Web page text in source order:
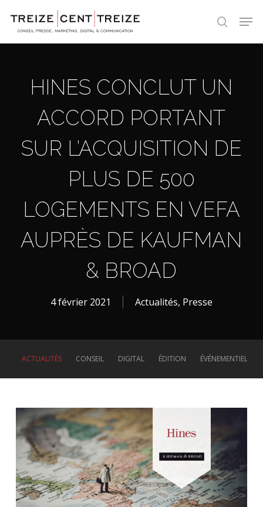
search
HINES CONCLUT UN
ACCORD PORTANT
SUR L’ACQUISITION DE
PLUS DE 500
LOGEMENTS EN VEFA
AUPRÈS DE KAUFMAN
& BROAD
4 février 2021 Actualités, Presse
ACTUALITÉS CONSEIL DIGITAL ÉDITION ÉVÉNEMENTIEL